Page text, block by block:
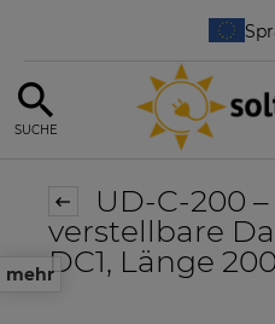
SUCHE
mehr
UD-C-200
verstellbare
DC1, Länge